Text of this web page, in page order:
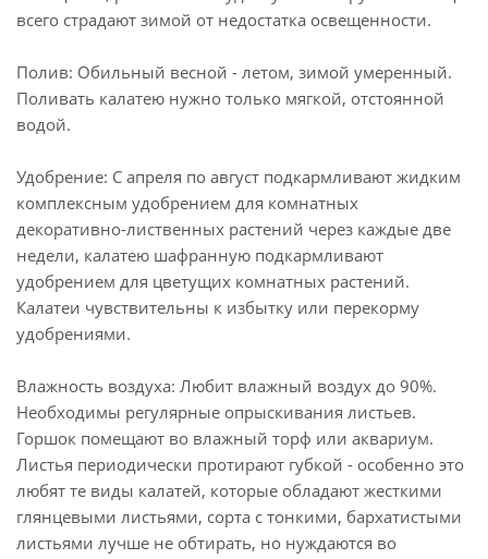
всего страдают зимой от недостатка освещенности.
Полив: Обильный весной - летом, зимой умеренный.
Поливать калатею нужно только мягкой, отстоянной
водой.
Удобрение: С апреля по август подкармливают жидким
комплексным удобрением для комнатных
декоративно-лиственных растений через каждые две
недели, калатею шафранную подкармливают
удобрением для цветущих комнатных растений.
Калатеи чувствительны к избытку или перекорму
удобрениями.
Влажность воздуха: Любит влажный воздух до 90%.
Необходимы регулярные опрыскивания листьев.
Горшок помещают во влажный торф или аквариум.
Листья периодически протирают губкой - особенно это
любят те виды калатей, которые обладают жесткими
глянцевыми листьями, сорта с тонкими, бархатистыми
листьями лучше не обтирать, но нуждаются во